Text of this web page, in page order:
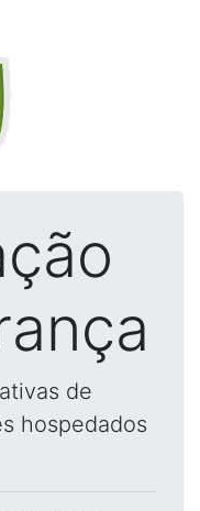
de
hospedados